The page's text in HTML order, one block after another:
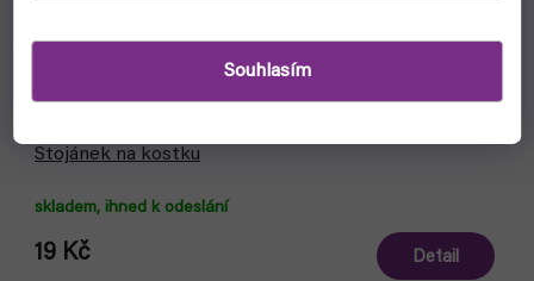
Souhlasím
Stojánek na kostku
skladem, ihned k odeslání
19 Kč Detail